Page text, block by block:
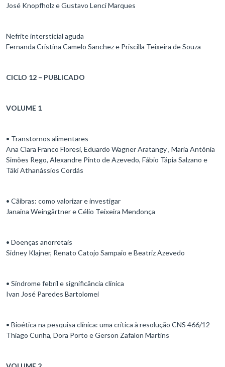
José Knopfholz e Gustavo Lenci Marques
Nefrite intersticial aguda
Fernanda Cristina Camelo Sanchez e Priscilla Teixeira de Souza
CICLO 12 – PUBLICADO
VOLUME 1
• Transtornos alimentares
Ana Clara Franco Floresi, Eduardo Wagner Aratangy , Maria Antônia
Simões Rego, Alexandre Pinto de Azevedo, Fábio Tápia Salzano e
Táki Athanássios Cordás
• Cãibras: como valorizar e investigar
Janaina Weingärtner e Célio Teixeira Mendonça
• Doenças anorretais
Sidney Klajner, Renato Catojo Sampaio e Beatriz Azevedo
• Síndrome febril e significância clínica
Ivan José Paredes Bartolomei
• Bioética na pesquisa clínica: uma crítica à resolução CNS 466/12
Thiago Cunha, Dora Porto e Gerson Zafalon Martins